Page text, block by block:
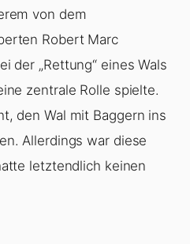
von dem
Robert Marc
der „Rettung“ eines Wals
zentrale Rolle spielte.
den Wal mit Baggern ins
Allerdings war diese
letztendlich keinen